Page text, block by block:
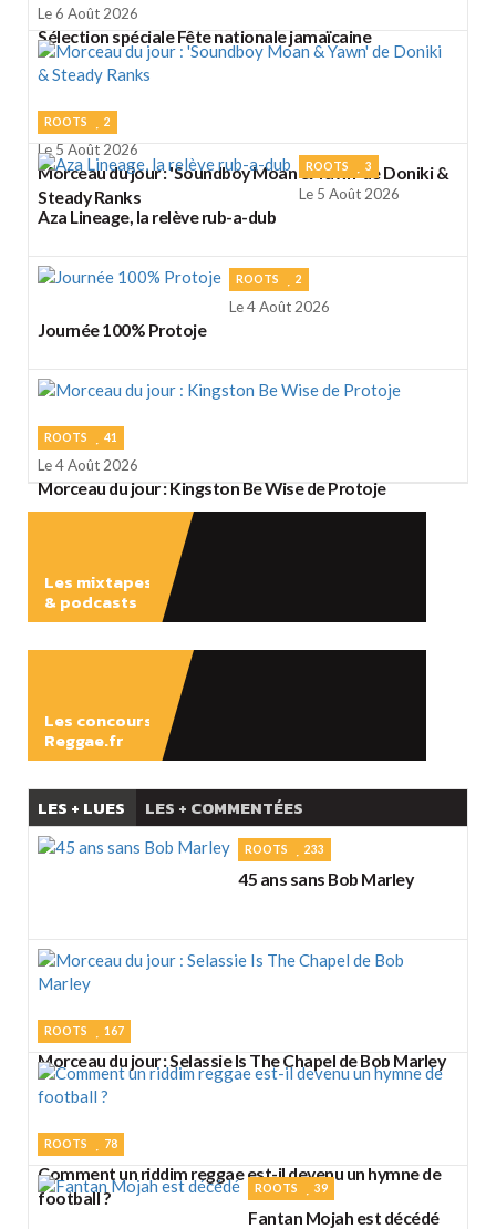
Le 6 Août 2026
Sélection spéciale Fête nationale jamaïcaine
ROOTS 2
Le 5 Août 2026
Morceau du jour : 'Soundboy Moan & Yawn' de Doniki &
Steady Ranks
ROOTS 3
Le 5 Août 2026
Aza Lineage, la relève rub-a-dub
ROOTS 2
Le 4 Août 2026
Journée 100% Protoje
ROOTS 41
Le 4 Août 2026
Morceau du jour : Kingston Be Wise de Protoje
Les mixtapes
& podcasts
Les concours
Reggae.fr
LES + LUES LES + COMMENTÉES
ROOTS 233
45 ans sans Bob Marley
ROOTS 167
Morceau du jour : Selassie Is The Chapel de Bob Marley
ROOTS 78
Comment un riddim reggae est-il devenu un hymne de
football ?
ROOTS 39
Fantan Mojah est décédé